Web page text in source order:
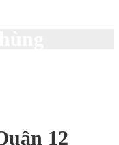
12